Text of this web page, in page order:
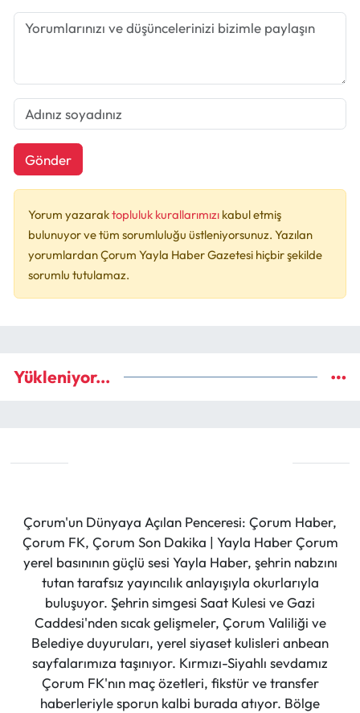
Gönder
Yorum yazaraktopluluk kurallarımızı kabul etmiş
bulunuyor ve tüm sorumluluğu üstleniyorsunuz. Yazılan
yorumlardan Çorum Yayla Haber Gazetesi hiçbir şekilde
sorumlu tutulamaz.
Yükleniyor...
Çorum'un Dünyaya Açılan Penceresi: Çorum Haber,
Çorum FK, Çorum Son Dakika | Yayla Haber Çorum
yerel basınının güçlü sesi Yayla Haber, şehrin nabzını
tutan tarafsız yayıncılık anlayışıyla okurlarıyla
buluşuyor. Şehrin simgesi Saat Kulesi ve Gazi
Caddesi'nden sıcak gelişmeler, Çorum Valiliği ve
Belediye duyuruları, yerel siyaset kulisleri anbean
sayfalarımıza taşınıyor. Kırmızı-Siyahlı sevdamız
Çorum FK'nın maç özetleri, fikstür ve transfer
haberleriyle sporun kalbi burada atıyor. Bölge